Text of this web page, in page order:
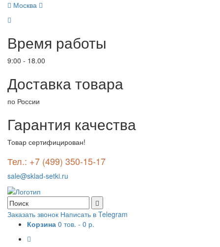
Москва
Время работы
9:00 - 18.00
Доставка товара
по России
Гарантия качества
Товар сертифицирован!
Тел.: +7 (499) 350-15-17
sale@sklad-setki.ru
Заказать звонок Написать в Telegram
Корзина 0 тов. - 0 р.